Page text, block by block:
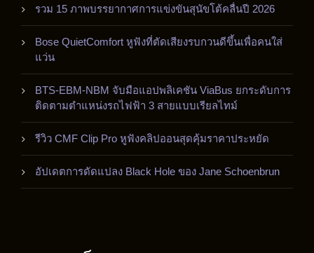
รวม 15 ภาพบรรยากาศการแข่งขันสุนัขโต้คลื่นปี 2026
Bose QuietComfort หูฟังที่ตัดเสียงรบกวนดีขึ้นเพื่อคนใส่
แว่น
BTS-EBM-NBM จับมือแอปพลิเคชัน ViaBus ยกระดับการ
ติดตามตำแหน่งรถไฟฟ้า 3 สายแบบเรียลไทม์
รีวิว CMF Clip Pro หูฟังคลิปออนสุดคุ้มราคาประหยัด
อัปเดตการดัดแปลง Black Hole ของ Jane Schoenbrun